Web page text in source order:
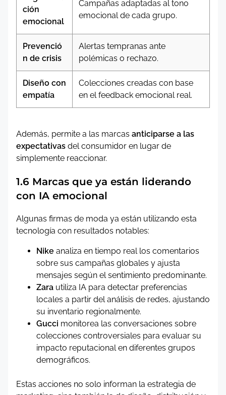
ción
emocional
Campañas adaptadas al tono
emocional de cada grupo.
Prevenció
n de crisis
Alertas tempranas ante
polémicas o rechazo.
Diseño con
empatía
Colecciones creadas con base
en el feedback emocional real.
Además, permite a las marcas anticiparse a las
expectativas del consumidor en lugar de
simplemente reaccionar.
1.6 Marcas que ya están liderando
con IA emocional
Algunas firmas de moda ya están utilizando esta
tecnología con resultados notables:
Nike analiza en tiempo real los comentarios
sobre sus campañas globales y ajusta
mensajes según el sentimiento predominante.
Zara utiliza IA para detectar preferencias
locales a partir del análisis de redes, ajustando
su inventario regionalmente.
Gucci monitorea las conversaciones sobre
colecciones controversiales para evaluar su
impacto reputacional en diferentes grupos
demográficos.
Estas acciones no solo informan la estrategia de